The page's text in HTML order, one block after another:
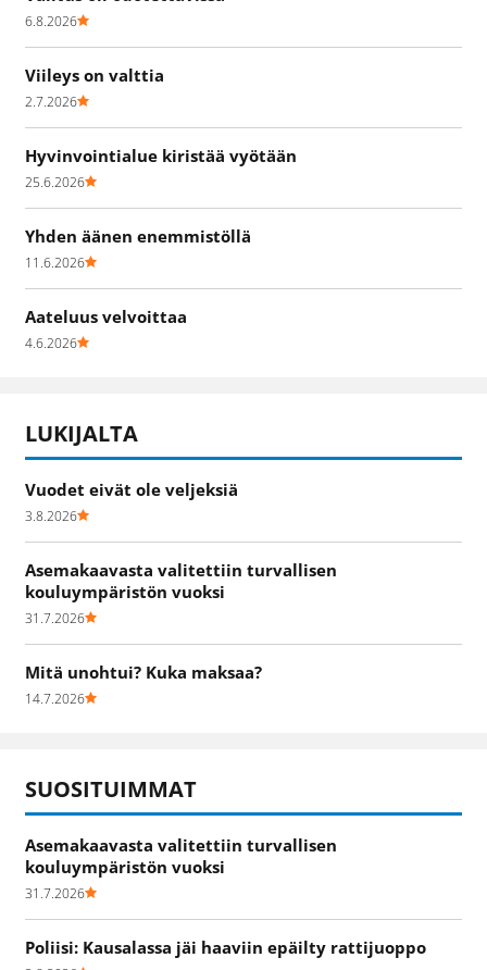
6.8.2026
Viileys on valttia
2.7.2026
Hyvinvointialue kiristää vyötään
25.6.2026
Yhden äänen enemmistöllä
11.6.2026
Aateluus velvoittaa
4.6.2026
LUKIJALTA
Vuodet eivät ole veljeksiä
3.8.2026
Asemakaavasta valitettiin turvallisen
kouluympäristön vuoksi
31.7.2026
Mitä unohtui? Kuka maksaa?
14.7.2026
SUOSITUIMMAT
Asemakaavasta valitettiin turvallisen
kouluympäristön vuoksi
31.7.2026
Poliisi: Kausalassa jäi haaviin epäilty rattijuoppo